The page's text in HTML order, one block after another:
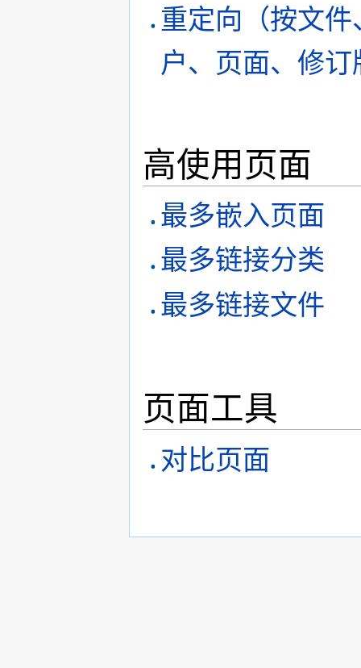
重定向（按文件
户、页面、修订
高使用页面
最多嵌入页面
最多链接分类
最多链接文件
页面工具
对比页面